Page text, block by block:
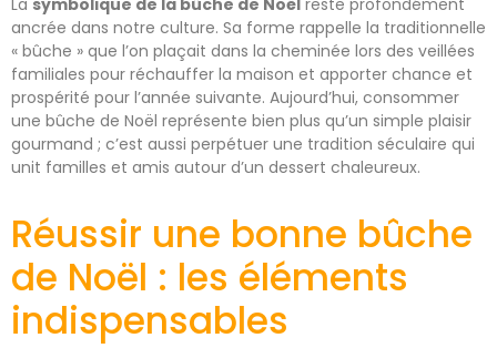
ancrée dans notre culture. Sa forme rappelle la traditionnelle
« bûche » que l’on plaçait dans la cheminée lors des veillées
familiales pour réchauffer la maison et apporter chance et
prospérité pour l’année suivante. Aujourd’hui, consommer
une bûche de Noël représente bien plus qu’un simple plaisir
gourmand ; c’est aussi perpétuer une tradition séculaire qui
unit familles et amis autour d’un dessert chaleureux.
Réussir une bonne bûche
de Noël : les éléments
indispensables